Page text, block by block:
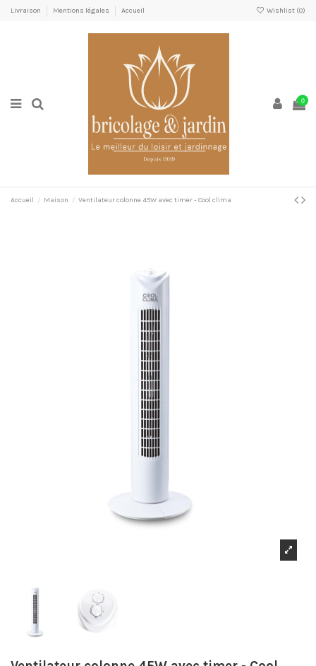
Livraison Mentions légales Accueil Wishlist (0)
0
Accueil Maison Ventilateur colonne 45W avec timer - Cool clima